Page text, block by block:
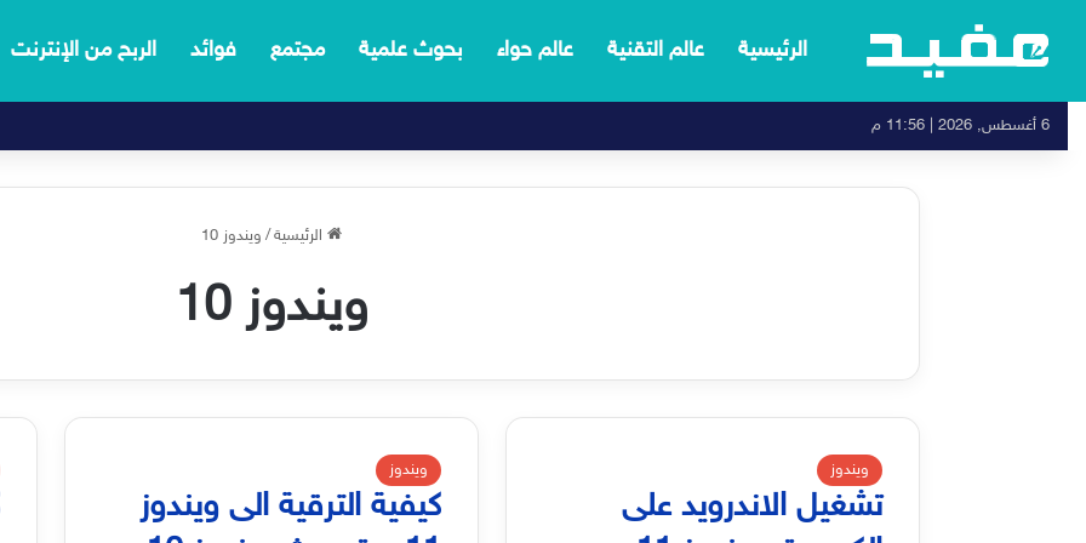
الرئيسية عالم التقنية عالم حواء بحوث علمية مجتمع فوائد الربح من الإنترنت
6 أغسطس, 2026 | 11:56 م
الرئيسية/ ويندوز 10
ويندوز 10
ويندوز
تشغيل الاندرويد على
ويندوز
كيفية الترقية الى ويندوز